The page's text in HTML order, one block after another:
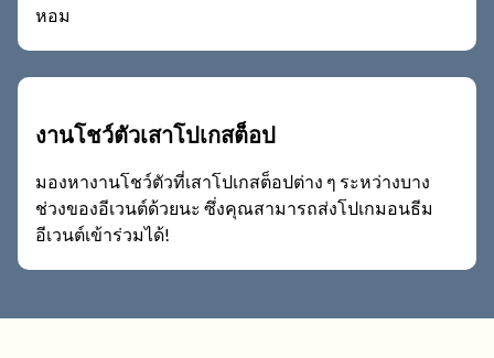
หอม
งานโชว์ตัวเสาโปเกสต็อป
มองหางานโชว์ตัวที่เสาโปเกสต็อปต่าง ๆ ระหว่างบาง
ช่วงของอีเวนต์ด้วยนะ ซึ่งคุณสามารถส่งโปเกมอนธีม
อีเวนต์เข้าร่วมได้!